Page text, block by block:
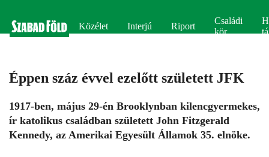
Közélet Interjú Riport
Családi
kör
Éppen száz évvel ezelőtt született JFK
1917-ben, május 29-én Brooklynban kilencgyermekes,
ír katolikus családban született John Fitzgerald
Kennedy, az Amerikai Egyesült Államok 35. elnöke.